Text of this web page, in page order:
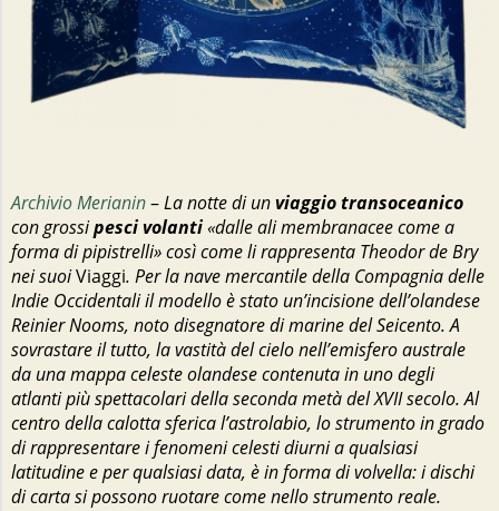
Archivio Merianin–La notte di unviaggio transoceanico
con grossipesci volanti«dalle ali membranacee come a
forma di pipistrelli» così come li rappresenta Theodor de Bry
nei suoiViaggi. Per la nave mercantile della Compagnia delle
Indie Occidentali il modello è stato un’incisione dell’olandese
Reinier Nooms, noto disegnatore di marine del Seicento. A
sovrastare il tutto, la vastità del cielo nell’emisfero australe
da una mappa celeste olandese contenuta in uno degli
atlanti più spettacolari della seconda metà del XVII secolo. Al
centro della calotta sferica l’astrolabio, lo strumento in grado
di rappresentare i fenomeni celesti diurni a qualsiasi
latitudine e per qualsiasi data, è in forma di volvella: i dischi
di carta si possono ruotare come nello strumento reale.